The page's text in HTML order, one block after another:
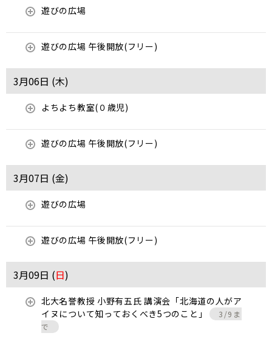
遊びの広場
遊びの広場 午後開放(フリー)
3月06日 (木)
よちよち教室(０歳児)
遊びの広場 午後開放(フリー)
3月07日 (金)
遊びの広場
遊びの広場 午後開放(フリー)
3月09日 (日)
北大名誉教授 小野有五氏 講演会「北海道の人がア
イヌについて知っておくべき5つのこと」
3/9ま
で